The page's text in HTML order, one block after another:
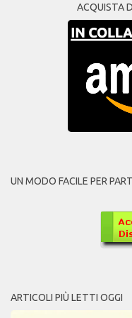
ACQUISTA
UN MODO FACILE PER
ARTICOLI PIÙ LETTI OGGI